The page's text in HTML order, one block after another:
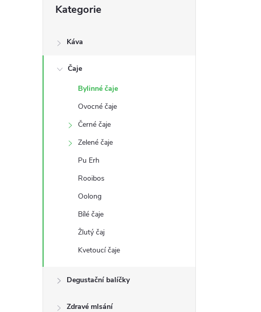
s
kategorie
Kategorie
Káva
Čaje
Bylinné čaje
Ovocné čaje
Černé čaje
Zelené čaje
Pu Erh
Rooibos
Oolong
Bílé čaje
Žlutý čaj
Kvetoucí čaje
Degustační balíčky
Zdravé mlsání